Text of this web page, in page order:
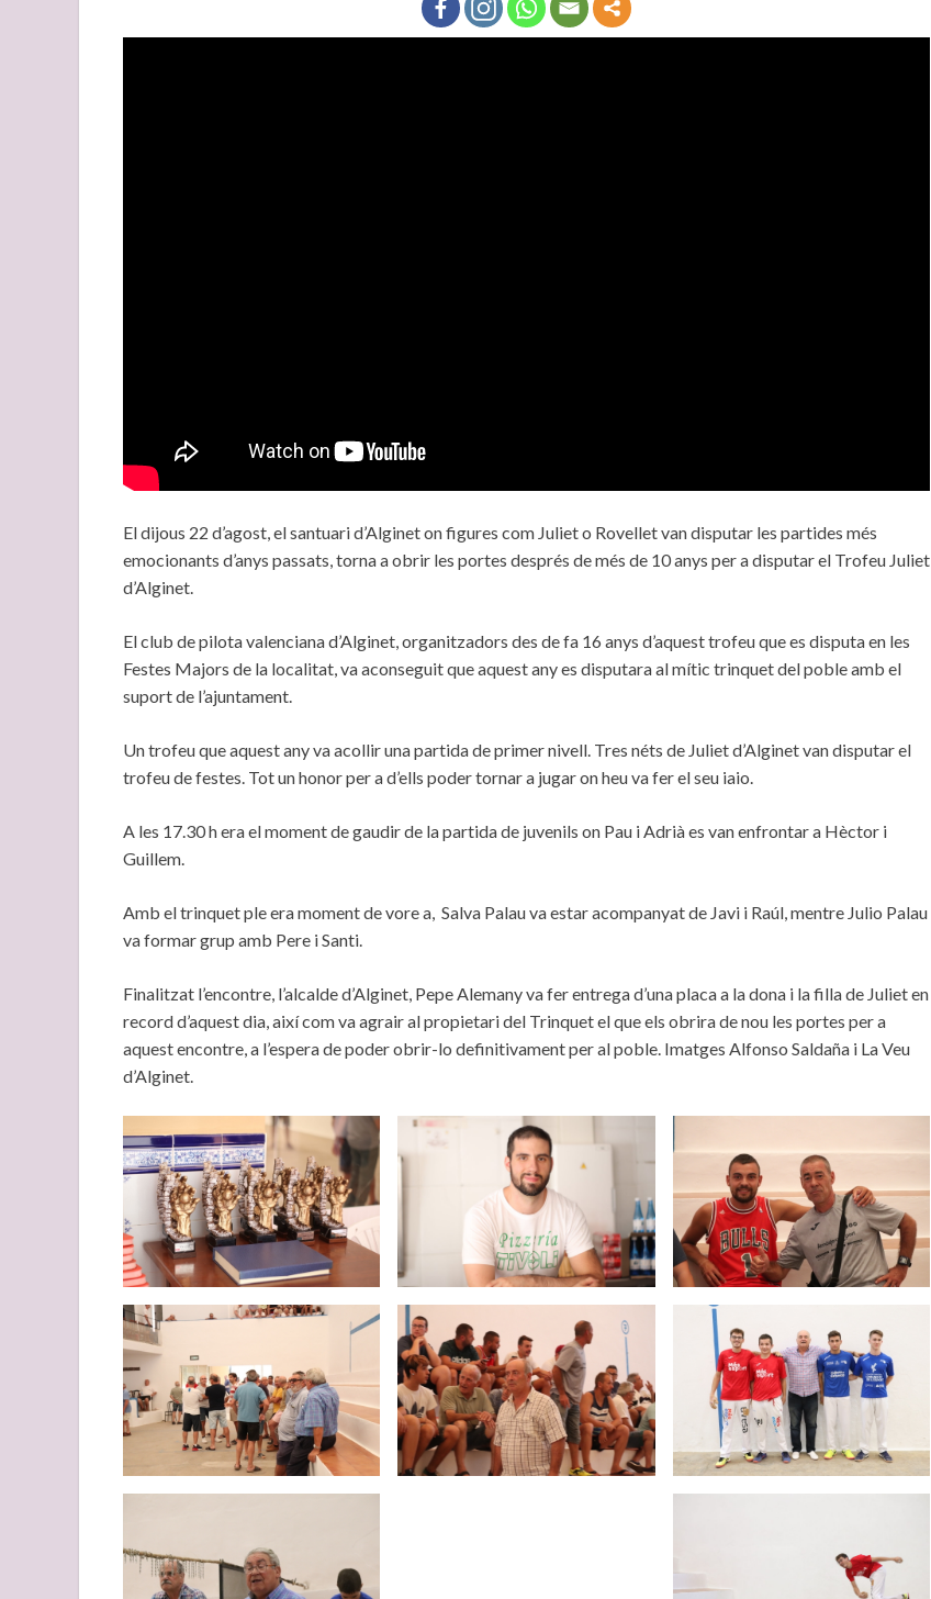
El dijous 22 d’agost, el santuari d’Alginet on figures com Juliet o Rovellet van disputar les partides més
emocionants d’anys passats, torna a obrir les portes després de més de 10 anys per a disputar el Trofeu Juliet
d’Alginet.
El club de pilota valenciana d’Alginet, organitzadors des de fa 16 anys d’aquest trofeu que es disputa en les
Festes Majors de la localitat, va aconseguit que aquest any es disputara al mític trinquet del poble amb el
suport de l’ajuntament.
Un trofeu que aquest any va acollir una partida de primer nivell. Tres néts de Juliet d’Alginet van disputar el
trofeu de festes. Tot un honor per a d’ells poder tornar a jugar on heu va fer el seu iaio.
A les 17.30 h era el moment de gaudir de la partida de juvenils on Pau i Adrià es van enfrontar a Hèctor i
Guillem.
Amb el trinquet ple era moment de vore a, Salva Palau va estar acompanyat de Javi i Raúl, mentre Julio Palau
va formar grup amb Pere i Santi.
Finalitzat l’encontre, l’alcalde d’Alginet, Pepe Alemany va fer entrega d’una placa a la dona i la filla de Juliet en
record d’aquest dia, així com va agrair al propietari del Trinquet el que els obrira de nou les portes per a
aquest encontre, a l’espera de poder obrir-lo definitivament per al poble. Imatges Alfonso Saldaña i La Veu
d’Alginet.